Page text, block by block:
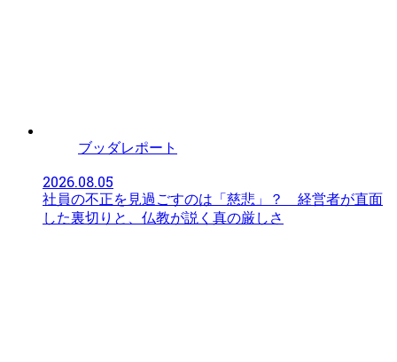
ブッダレポート
2026.08.05
社員の不正を見過ごすのは「慈悲」？ 経営者が直面
した裏切りと、仏教が説く真の厳しさ